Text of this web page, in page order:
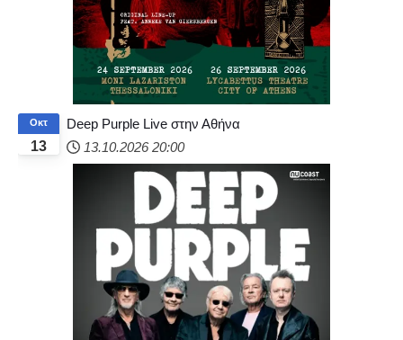
13
Οκτ
Deep Purple Live στην Αθήνα
13.10.2026 20:00